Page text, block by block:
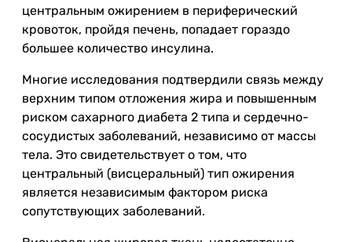
центральным ожирением в периферический
кровоток, пройдя печень, попадает гораздо
большее количество инсулина.
Многие исследования подтвердили связь между
верхним типом отложения жира и повышенным
риском сахарного диабета 2 типа и сердечно-
сосудистых заболеваний, независимо от массы
тела. Это свидетельствует о том, что
центральный (висцеральный) тип ожирения
является независимым фактором риска
сопутствующих заболеваний.